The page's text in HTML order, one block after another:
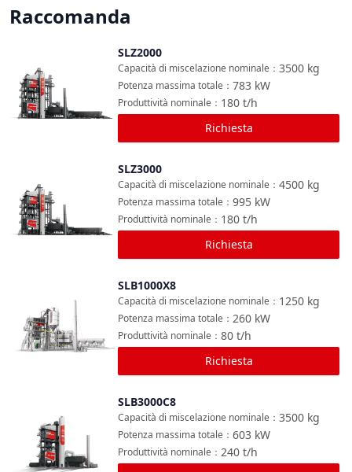
Raccomanda
SLZ2000
3500 kg
Capacità di miscelazione nominale ：
783 kW
Potenza massima totale ：
180 t/h
Produttività nominale ：
Richiesta
SLZ3000
4500 kg
Capacità di miscelazione nominale ：
995 kW
Potenza massima totale ：
180 t/h
Produttività nominale ：
Richiesta
SLB1000X8
1250 kg
Capacità di miscelazione nominale ：
260 kW
Potenza massima totale ：
80 t/h
Produttività nominale ：
Richiesta
SLB3000C8
3500 kg
Capacità di miscelazione nominale ：
603 kW
Potenza massima totale ：
240 t/h
Produttività nominale ：